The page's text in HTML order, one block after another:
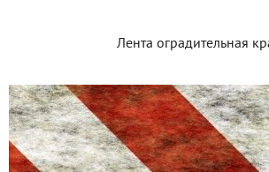
Лента оградительная